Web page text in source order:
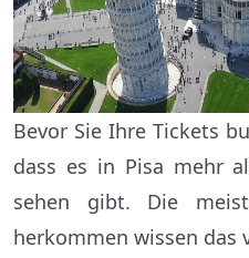
Bevor Sie Ihre Tickets
dass es in Pisa mehr
sehen gibt. Die
herkommen wissen das